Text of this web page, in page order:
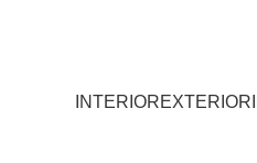
INTERIOREXTERIOR